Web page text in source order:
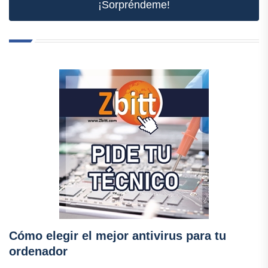
¡Sorpréndeme!
Cómo elegir el mejor antivirus para tu
ordenador